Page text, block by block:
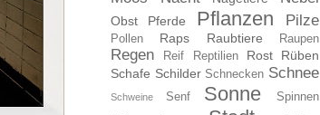
Obst Pferde Pflanzen Pilze
Pollen Raps Raubtiere Raupen
Regen Reif Reptilien Rost
Rüben
Schafe Schilder Schnecken Schnee
Schweine Senf Sonne Spinnen